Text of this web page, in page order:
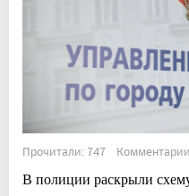
Прочитали: 747
В полиции раскрыли